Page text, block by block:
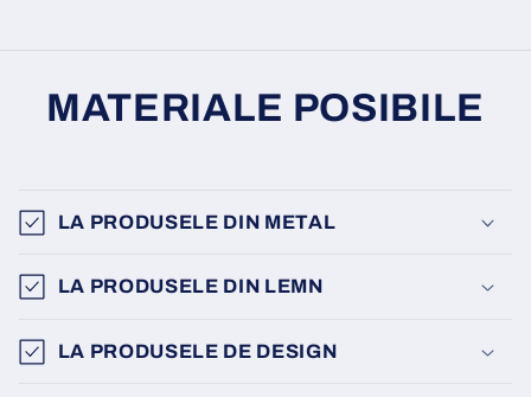
MATERIALE POSIBILE
LA PRODUSELE DIN METAL
LA PRODUSELE DIN LEMN
LA PRODUSELE DE DESIGN